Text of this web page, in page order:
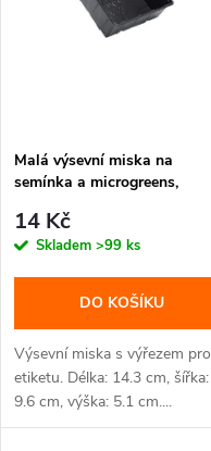
r
o
d
u
k
p
r
o
u
k
Malá výsevní miska na
semínka a microgreens,
14 Kč
Skladem >99 ks
DO KOŠÍKU
Výsevní miska s výřezem pro
etiketu. Délka: 14.3 cm, šířka:
9.6 cm, výška: 5.1 cm....